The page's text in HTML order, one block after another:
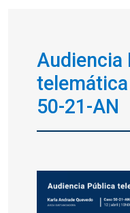
Audiencia
50-21-AN